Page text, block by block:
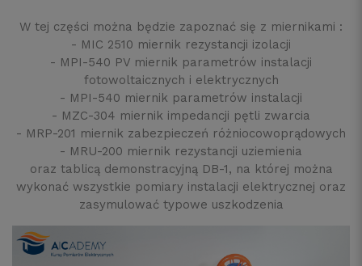
W tej części można będzie zapoznać się z miernikami :
- MIC 2510 miernik rezystancji izolacji
- MPI-540 PV miernik parametrów instalacji
fotowoltaicznych i elektrycznych
- MPI-540 miernik parametrów instalacji
- MZC-304 miernik impedancji pętli zwarcia
- MRP-201 miernik zabezpieczeń różniocowoprądowych
- MRU-200 miernik rezystancji uziemienia
oraz tablicą demonstracyjną DB-1, na której można
wykonać wszystkie pomiary instalacji elektrycznej oraz
zasymulować typowe uszkodzenia